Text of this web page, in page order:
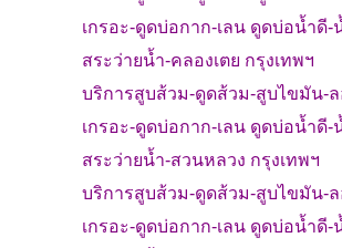
เกรอะ-ดูดบ่อกาก-เลน ดูดบ่อน้ำดี-
สระว่ายน้ำ-คลองเตย กรุงเทพฯ
บริการสูบส้วม-ดูดส้วม-สูบไขมัน-
เกรอะ-ดูดบ่อกาก-เลน ดูดบ่อน้ำดี-
สระว่ายน้ำ-สวนหลวง กรุงเทพฯ
บริการสูบส้วม-ดูดส้วม-สูบไขมัน-
เกรอะ-ดูดบ่อกาก-เลน ดูดบ่อน้ำดี-